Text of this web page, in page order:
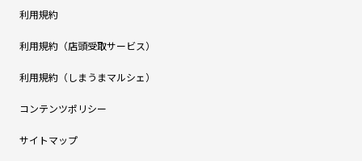
利用規約
利用規約（店頭受取サービス）
利用規約（しまうまマルシェ）
コンテンツポリシー
サイトマップ